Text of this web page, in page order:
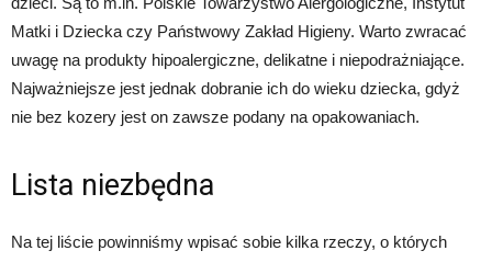
Matki i Dziecka czy Państwowy Zakład Higieny. Warto zwracać
uwagę na produkty hipoalergiczne, delikatne i niepodrażniające.
Najważniejsze jest jednak dobranie ich do wieku dziecka, gdyż
nie bez kozery jest on zawsze podany na opakowaniach.
Lista niezbędna
Na tej liście powinniśmy wpisać sobie kilka rzeczy, o których